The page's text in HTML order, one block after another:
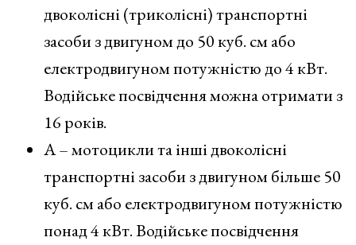
двоколісні (триколісні) транспортні
засоби з двигуном до 50 куб. см або
електродвигуном потужністю до 4 кВт.
Водійське посвідчення можна отримати з
16 років.
А – мотоцикли та інші двоколісні
транспортні засоби з двигуном більше 50
куб. см або електродвигуном потужністю
понад 4 кВт. Водійське посвідчення